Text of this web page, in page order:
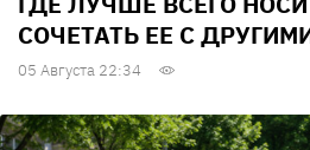
СОЧЕТАТЬ ЕЕ С
05 Августа 22:34